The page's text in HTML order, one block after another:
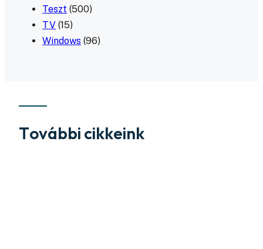
Teszt (500)
TV (15)
Windows (96)
További cikkeink